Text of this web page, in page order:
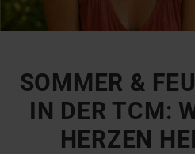
SOMMER &
IN DER TCM:
HERZEN